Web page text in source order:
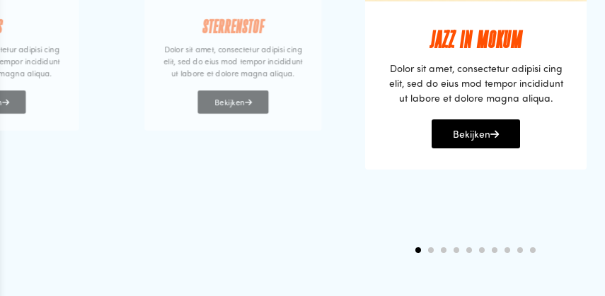
adipisi cing
incididunt
aliqua.
STERRENSTOF
Dolor sit amet, consectetur adipisi cing
elit, sed do eius mod tempor incididunt
ut labore et dolore magna aliqua.
Bekijken
JAZZ IN MOKUM
Dolor sit amet, consectetur adipisi cing
elit, sed do eius mod tempor incididunt
ut labore et dolore magna aliqua.
Bekijken